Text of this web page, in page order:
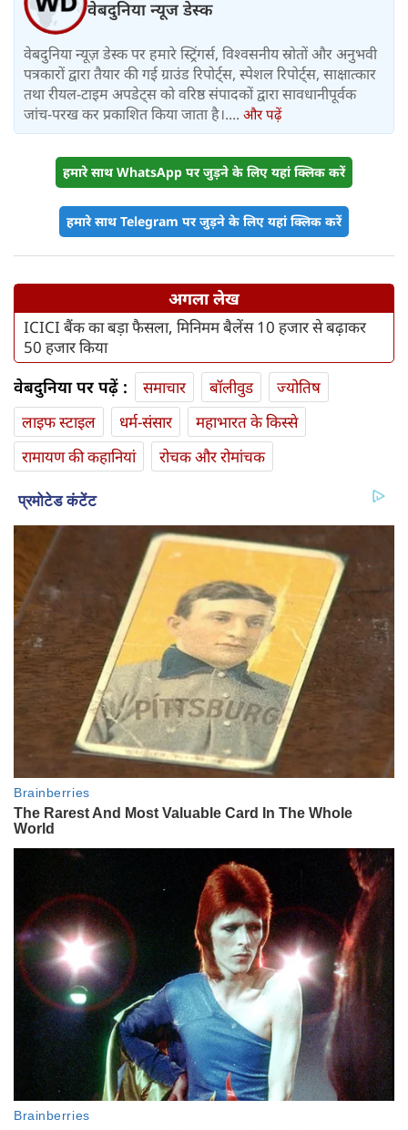
वेबदुनिया न्यूज डेस्क
वेबदुनिया न्यूज़ डेस्क पर हमारे स्ट्रिंगर्स, विश्वसनीय स्रोतों और अनुभवी
पत्रकारों द्वारा तैयार की गई ग्राउंड रिपोर्ट्स, स्पेशल रिपोर्ट्स, साक्षात्कार
तथा रीयल-टाइम अपडेट्स को वरिष्ठ संपादकों द्वारा सावधानीपूर्वक
जांच-परख कर प्रकाशित किया जाता है।.... और पढ़ें
हमारे साथ WhatsApp पर जुड़ने के लिए यहां क्लिक करें
हमारे साथ Telegram पर जुड़ने के लिए यहां क्लिक करें
अगला लेख
ICICI बैंक का बड़ा फैसला, मिनिमम बैलेंस 10 हजार से बढ़ाकर
50 हजार किया
वेबदुनिया पर पढ़ें : समाचार बॉलीवुड
ज्योतिष
लाइफ स्‍टाइल
धर्म-संसार
महाभारत के किस्से
रामायण की कहानियां
रोचक और रोमांचक